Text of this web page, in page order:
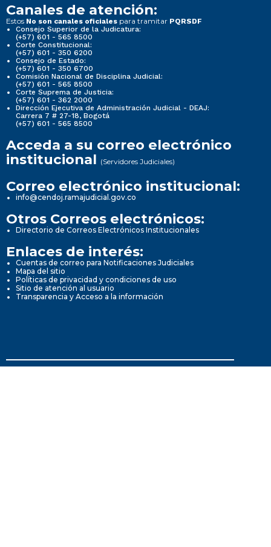
Canales de atención:
Estos No son canales oficiales para tramitar PQRSDF
Consejo Superior de la Judicatura:
(+57) 601 - 565 8500
Corte Constitucional:
(+57) 601 - 350 6200
Consejo de Estado:
(+57) 601 - 350 6700
Comisión Nacional de Disciplina Judicial:
(+57) 601 - 565 8500
Corte Suprema de Justicia:
(+57) 601 - 362 2000
Dirección Ejecutiva de Administración Judicial - DEAJ:
Carrera 7 # 27-18, Bogotá
(+57) 601 - 565 8500
Acceda a su correo electrónico
institucional (Servidores Judiciales)
Correo electrónico institucional:
info@cendoj.ramajudicial.gov.co
Otros Correos electrónicos:
Directorio de Correos Electrónicos Institucionales
Enlaces de interés:
Cuentas de correo para Notificaciones Judiciales
Mapa del sitio
Políticas de privacidad y condiciones de uso
Sitio de atención al usuario
Transparencia y Acceso a la información